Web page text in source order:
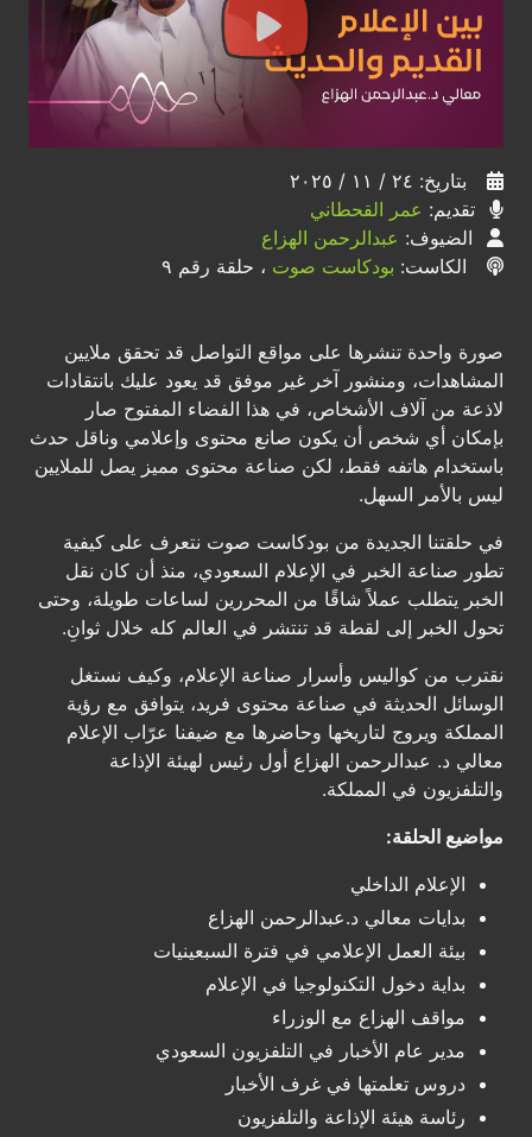
بتاريخ: ٢٤ / ١١ / ٢٠٢٥
تقديم: عمر القحطاني
الضيوف: عبدالرحمن الهزاع
الكاست: بودكاست صوت ، حلقة رقم ٩
صورة واحدة تنشرها على مواقع التواصل قد تحقق ملايين
المشاهدات، ومنشور آخر غير موفق قد يعود عليك بانتقادات
لاذعة من آلاف الأشخاص، في هذا الفضاء المفتوح صار
بإمكان أي شخص أن يكون صانع محتوى وإعلامي وناقل حدث
باستخدام هاتفه فقط، لكن صناعة محتوى مميز يصل للملايين
ليس بالأمر السهل.
في حلقتنا الجديدة من بودكاست صوت نتعرف على كيفية
تطور صناعة الخبر في الإعلام السعودي، منذ أن كان نقل
الخبر يتطلب عملاً شاقًا من المحررين لساعات طويلة، وحتى
تحول الخبر إلى لقطة قد تنتشر في العالم كله خلال ثوانِ.
نقترب من كواليس وأسرار صناعة الإعلام، وكيف نستغل
الوسائل الحديثة في صناعة محتوى فريد، يتوافق مع رؤية
المملكة ويروج لتاريخها وحاضرها مع ضيفنا عرّاب الإعلام
معالي د. عبدالرحمن الهزاع أول رئيس لهيئة الإذاعة
والتلفزيون في المملكة.
مواضيع الحلقة:
الإعلام الداخلي
بدايات معالي د.عبدالرحمن الهزاع
بيئة العمل الإعلامي في فترة السبعينيات
بداية دخول التكنولوجيا في الإعلام
مواقف الهزاع مع الوزراء
مدير عام الأخبار في التلفزيون السعودي
دروس تعلمتها في غرف الأخبار
رئاسة هيئة الإذاعة والتلفزيون